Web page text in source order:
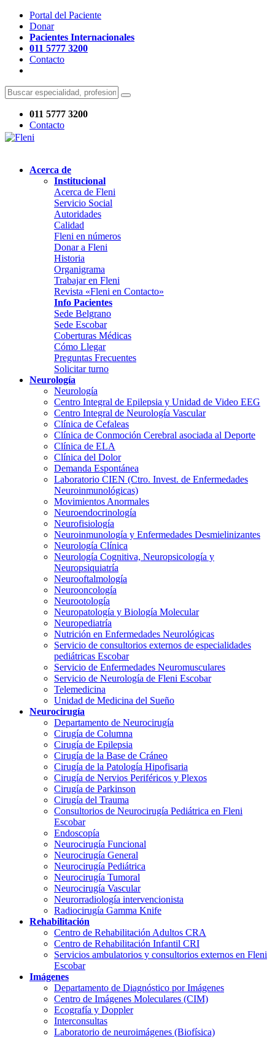
Portal del Paciente
Donar
Pacientes Internacionales
011 5777 3200
Contacto
011 5777 3200
Contacto
Acerca de
Institucional
Acerca de Fleni
Servicio Social
Autoridades
Calidad
Fleni en números
Donar a Fleni
Historia
Organigrama
Trabajar en Fleni
Revista «Fleni en Contacto»
Info Pacientes
Sede Belgrano
Sede Escobar
Coberturas Médicas
Cómo Llegar
Preguntas Frecuentes
Solicitar turno
Neurología
Neurología
Centro Integral de Epilepsia y Unidad de Video EEG
Centro Integral de Neurología Vascular
Clínica de Cefaleas
Clínica de Conmoción Cerebral asociada al Deporte
Clínica de ELA
Clínica del Dolor
Demanda Espontánea
Laboratorio CIEN (Ctro. Invest. de Enfermedades
Neuroinmunológicas)
Movimientos Anormales
Neuroendocrinología
Neurofisiología
Neuroinmunología y Enfermedades Desmielinizantes
Neurología Clínica
Neurología Cognitiva, Neuropsicología y
Neuropsiquiatría
Neurooftalmología
Neurooncología
Neurootología
Neuropatología y Biología Molecular
Neuropediatría
Nutrición en Enfermedades Neurológicas
Servicio de consultorios externos de especialidades
pediátricas Escobar
Servicio de Enfermedades Neuromusculares
Servicio de Neurología de Fleni Escobar
Telemedicina
Unidad de Medicina del Sueño
Neurocirugía
Departamento de Neurocirugía
Cirugía de Columna
Cirugía de Epilepsia
Cirugía de la Base de Cráneo
Cirugía de la Patología Hipofisaria
Cirugía de Nervios Periféricos y Plexos
Cirugía de Parkinson
Cirugía del Trauma
Consultorios de Neurocirugía Pediátrica en Fleni
Escobar
Endoscopía
Neurocirugía Funcional
Neurocirugía General
Neurocirugía Pediátrica
Neurocirugía Tumoral
Neurocirugía Vascular
Neurorradiología intervencionista
Radiocirugía Gamma Knife
Rehabilitación
Centro de Rehabilitación Adultos CRA
Centro de Rehabilitación Infantil CRI
Servicios ambulatorios y consultorios externos en Fleni
Escobar
Imágenes
Departamento de Diagnóstico por Imágenes
Centro de Imágenes Moleculares (CIM)
Ecografía y Doppler
Interconsultas
Laboratorio de neuroimágenes (Biofísica)